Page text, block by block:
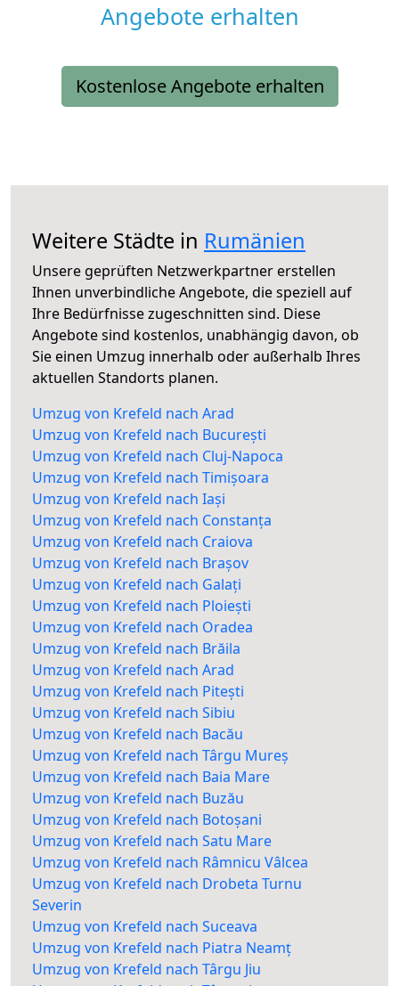
Angebote erhalten
Kostenlose Angebote erhalten
Weitere Städte in Rumänien
Unsere geprüften Netzwerkpartner erstellen
Ihnen unverbindliche Angebote, die speziell auf
Ihre Bedürfnisse zugeschnitten sind. Diese
Angebote sind kostenlos, unabhängig davon, ob
Sie einen Umzug innerhalb oder außerhalb Ihres
aktuellen Standorts planen.
Umzug von Krefeld nach Arad
Umzug von Krefeld nach București
Umzug von Krefeld nach Cluj-Napoca
Umzug von Krefeld nach Timișoara
Umzug von Krefeld nach Iași
Umzug von Krefeld nach Constanța
Umzug von Krefeld nach Craiova
Umzug von Krefeld nach Brașov
Umzug von Krefeld nach Galați
Umzug von Krefeld nach Ploiești
Umzug von Krefeld nach Oradea
Umzug von Krefeld nach Brăila
Umzug von Krefeld nach Arad
Umzug von Krefeld nach Pitești
Umzug von Krefeld nach Sibiu
Umzug von Krefeld nach Bacău
Umzug von Krefeld nach Târgu Mureș
Umzug von Krefeld nach Baia Mare
Umzug von Krefeld nach Buzău
Umzug von Krefeld nach Botoșani
Umzug von Krefeld nach Satu Mare
Umzug von Krefeld nach Râmnicu Vâlcea
Umzug von Krefeld nach Drobeta Turnu
Severin
Umzug von Krefeld nach Suceava
Umzug von Krefeld nach Piatra Neamț
Umzug von Krefeld nach Târgu Jiu